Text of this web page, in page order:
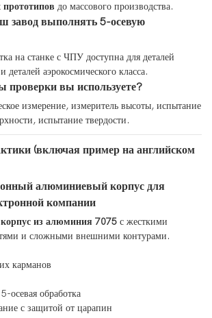
до массового производства.
завод выполнять 5-осевую
на станке с ЧПУ доступна для деталей
аэрокосмического класса.
проверки вы используете?
измерение, измеритель высоты, испытание
испытание твердости.
(включая пример на английском
алюминиевый корпус для
компании
корпус из алюминия 7075 с жесткими
и сложными внешними контурами.
карманов
осевая обработка
с защитой от царапин